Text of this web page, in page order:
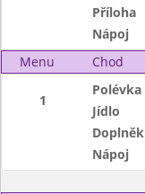
Příloha
Nápoj
Menu
Chod
1
Polévka
Jídlo
Doplněk
Nápoj